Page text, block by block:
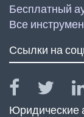
Бесплатный
Все
Ссылки на
Юридические